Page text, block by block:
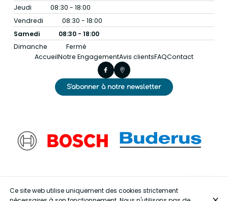
Jeudi
08:30 - 18:00
Vendredi
08:30 - 18:00
Samedi
08:30 - 18:00
Dimanche
Fermé
AccueilNotre EngagementAvis clientsFAQContact
S'abonner à notre newsletter
Ce site web utilise uniquement des cookies strictement